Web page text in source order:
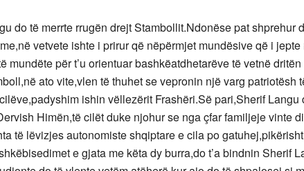
do të merrte rrugën drejt Stambollit.Ndonëse pat shprehur
vetvete ishte i prirur që nëpërmjet mundësive që i
mundëte për t’u orientuar bashkëatdhetarëve të vetnë
ato vite,vlen të thuhet se vepronin një varg patriotësh
ishin vëllezërit Frashëri.Së pari,Sherif Langu
Himën,të cilët duke njohur se nga çfar familjeje vinte
të lëvizjes autonomiste shqiptare e cila po
e gjata me këta dy burra,do t’a bindnin Sherif